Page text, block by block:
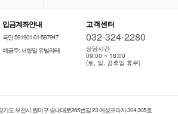
입금계좌안내
국민 591901-01-597947
예금주: 서형일 유빌라테
고객센터
032-324-2280
상담시간
09:00 ~ 18:00
(토, 일, 공휴일 휴무)
기도 부천시 원미구 송내대로265번길 23 예성프라자 304,305호